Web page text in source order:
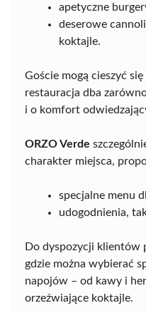
apetyczne
deserowe
koktajle.
Goście mogą cieszyć
restauracja dba
i o komfort
ORZO Verde
charakter miejsca,
specjalne menu
udogodnienia,
Do dyspozycji klientów
gdzie można wybierać
napojów – od kawy i
orzeźwiające koktajle.